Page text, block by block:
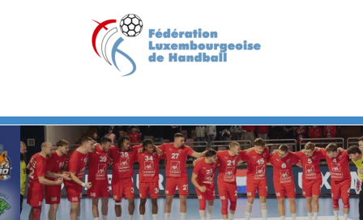
Previous Next